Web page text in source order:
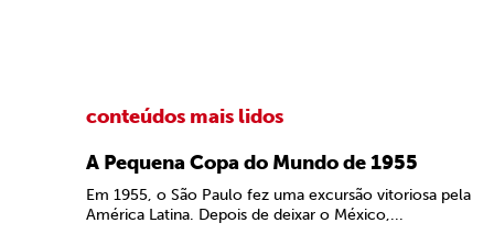
conteúdos mais lidos
A Pequena Copa do Mundo de 1955
Em 1955, o São Paulo fez uma excursão vitoriosa pela
América Latina. Depois de deixar o México,...